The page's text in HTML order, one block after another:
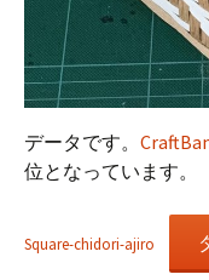
データです。
位となっています。
Square-chidori-ajiro